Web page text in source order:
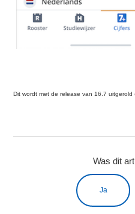
Dit wordt met de release van 16.7 uitgerold
Was dit
Ja